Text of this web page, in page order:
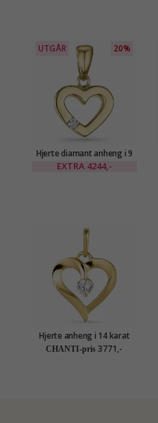
UTGÅR 20%
Hjerte diamant anheng i 9
karat gull 0,02 ct
EXTRA 4244,-
Hjerte anheng i 14 karat
gull - Gold Collection
CHANTI-pris 3771,-